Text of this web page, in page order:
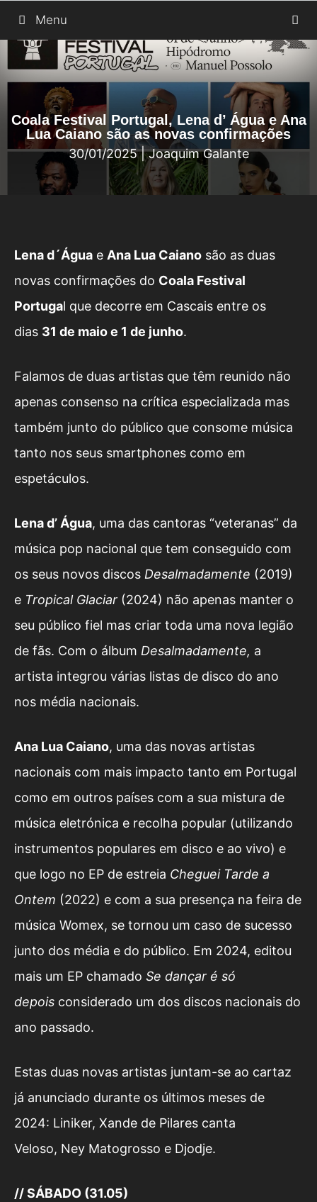
para
conteúdo
Menu
Coala Festival Portugal, Lena d’ Água e Ana
Lua Caiano são as novas confirmações
30/01/2025|Joaquim Galante
Lena d´Água e Ana Lua Caiano são as duas
novas confirmações do Coala Festival
Portugal que decorre em Cascais entre os
dias 31 de maio e 1 de junho.
Falamos de duas artistas que têm reunido não
apenas consenso na crítica especializada mas
também junto do público que consome música
tanto nos seus smartphones como em
espetáculos.
Lena d’ Água, uma das cantoras “veteranas” da
música pop nacional que tem conseguido com
os seus novos discos Desalmadamente (2019)
e Tropical Glaciar (2024) não apenas manter o
seu público fiel mas criar toda uma nova legião
de fãs. Com o álbum Desalmadamente, a
artista integrou várias listas de disco do ano
nos média nacionais.
Ana Lua Caiano, uma das novas artistas
nacionais com mais impacto tanto em Portugal
como em outros países com a sua mistura de
música eletrónica e recolha popular (utilizando
instrumentos populares em disco e ao vivo) e
que logo no EP de estreia Cheguei Tarde a
Ontem (2022) e com a sua presença na feira de
música Womex, se tornou um caso de sucesso
junto dos média e do público. Em 2024, editou
mais um EP chamado Se dançar é só
depois considerado um dos discos nacionais do
ano passado.
Estas duas novas artistas juntam-se ao cartaz
já anunciado durante os últimos meses de
2024: Liniker, Xande de Pilares canta
Veloso, Ney Matogrosso e Djodje.
// SÁBADO (31.05)